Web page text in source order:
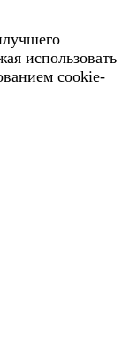
использовать
cookie-